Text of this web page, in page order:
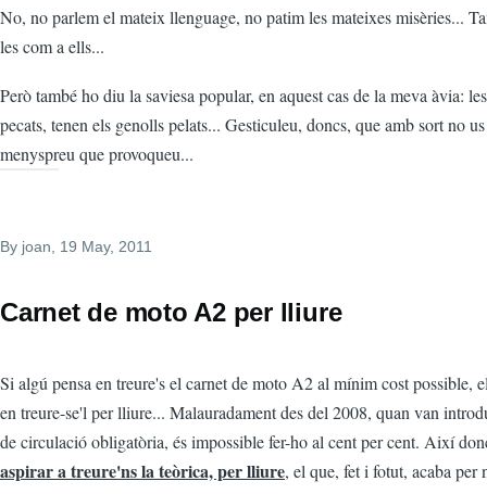
No, no parlem el mateix llenguage, no patim les mateixes misèries...
les com a ells...
Però també ho diu la saviesa popular, en aquest cas de la meva àvia:
pecats, tenen els genolls pelats... Gesticuleu, doncs, que amb sort no
menyspreu que provoqueu...
By joan , 19 May, 2011
Carnet de moto A2 per lliure
Si algú pensa en treure's el carnet de moto A2 al mínim cost possible,
en treure-se'l per lliure... Malauradament des del 2008, quan van
de circulació obligatòria, és impossible fer-ho al cent per cent. Així
aspirar a treure'ns la teòrica, per lliure, el que, fet i fotut, acaba per